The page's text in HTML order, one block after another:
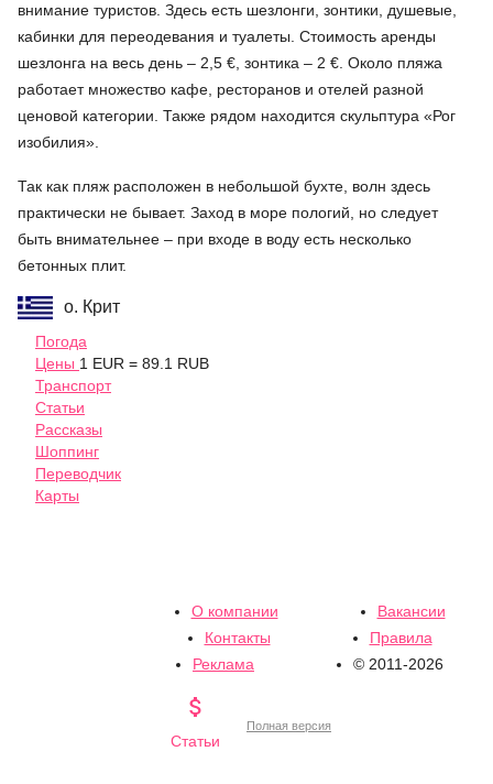
внимание туристов. Здесь есть шезлонги, зонтики, душевые,
кабинки для переодевания и туалеты. Стоимость аренды
шезлонга на весь день – 2,5 €, зонтика – 2 €. Около пляжа
работает множество кафе, ресторанов и отелей разной
ценовой категории. Также рядом находится скульптура «Рог
изобилия».
Так как пляж расположен в небольшой бухте, волн здесь
практически не бывает. Заход в море пологий, но следует
быть внимательнее – при входе в воду есть несколько
бетонных плит.
о. Крит
Погода
Цены 1 EUR = 89.1 RUB
Транспорт
Статьи
Рассказы
Шоппинг
Переводчик
Карты
О компании
Вакансии
Контакты
Правила
Реклама
© 2011-2026

Статьи
Полная версия